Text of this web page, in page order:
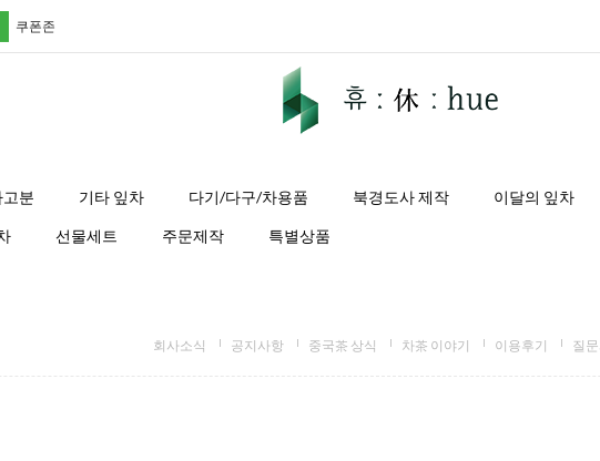
쿠폰존
고분 기타 잎차 다기/다구/차용품 북경도사 제작 이달의 잎차
선물세트 주문제작 특별상품
회사소식 공지사항 중국茶 상식 차茶 이야기 이용후기 질